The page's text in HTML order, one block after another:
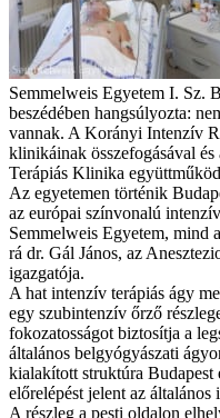
Semmelweis Egyetem I. Sz.
beszédében hangsúlyozta:
vannak. A Korányi Intenzív
klinikáinak összefogásával
Terápiás Klinika
Az egyetemen történik
az európai színvonalú
Semmelweis Egyetem, mind
rá dr. Gál János, az
igazgatója.
A hat intenzív terápiás ágy
egy szubintenzív őrző
fokozatosságot biztosítja a
általános belgyógyászati
kialakított struktúra Budapest
előrelépést jelent az
A részleg a pesti oldalon